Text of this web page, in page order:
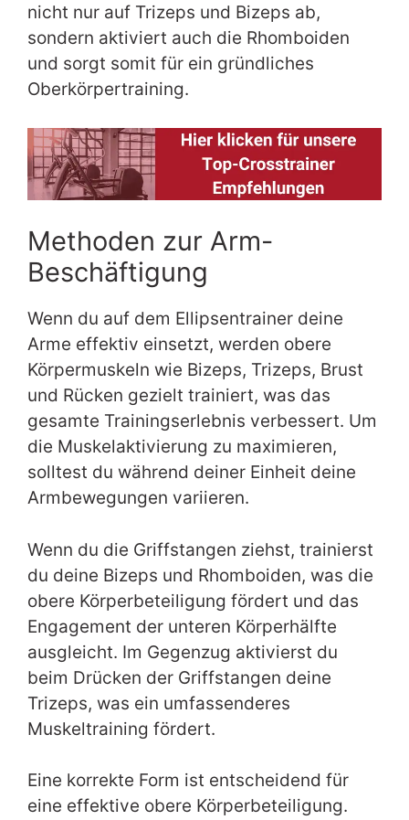
nicht nur auf Trizeps und Bizeps ab,
sondern aktiviert auch die Rhomboiden
und sorgt somit für ein gründliches
Oberkörpertraining.
Methoden zur Arm-
Beschäftigung
Wenn du auf dem Ellipsentrainer deine
Arme effektiv einsetzt, werden obere
Körpermuskeln wie Bizeps, Trizeps, Brust
und Rücken gezielt trainiert, was das
gesamte Trainingserlebnis verbessert. Um
die Muskelaktivierung zu maximieren,
solltest du während deiner Einheit deine
Armbewegungen variieren.
Wenn du die Griffstangen ziehst, trainierst
du deine Bizeps und Rhomboiden, was die
obere Körperbeteiligung fördert und das
Engagement der unteren Körperhälfte
ausgleicht. Im Gegenzug aktivierst du
beim Drücken der Griffstangen deine
Trizeps, was ein umfassenderes
Muskeltraining fördert.
Eine korrekte Form ist entscheidend für
eine effektive obere Körperbeteiligung.